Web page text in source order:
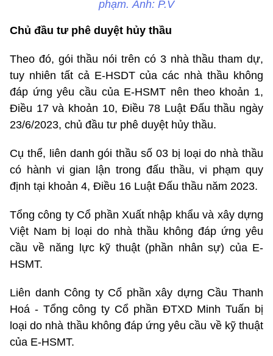
phạm. Ảnh: P.V
Chủ đầu tư phê duyệt hủy thầu
Theo đó, gói thầu nói trên có 3 nhà thầu tham dự,
tuy nhiên tất cả E-HSDT của các nhà thầu không
đáp ứng yêu cầu của E-HSMT nên theo khoản 1,
Điều 17 và khoản 10, Điều 78 Luật Đấu thầu ngày
23/6/2023, chủ đầu tư phê duyệt hủy thầu.
Cụ thể, liên danh gói thầu số 03 bị loại do nhà thầu
có hành vi gian lận trong đấu thầu, vi phạm quy
định tại khoản 4, Điều 16 Luật Đấu thầu năm 2023.
Tổng công ty Cổ phần Xuất nhập khẩu và xây dựng
Việt Nam bị loại do nhà thầu không đáp ứng yêu
cầu về năng lực kỹ thuật (phần nhân sự) của E-
HSMT.
Liên danh Công ty Cổ phần xây dựng Cầu Thanh
Hoá - Tổng công ty Cổ phần ĐTXD Minh Tuấn bị
loại do nhà thầu không đáp ứng yêu cầu về kỹ thuật
của E-HSMT.